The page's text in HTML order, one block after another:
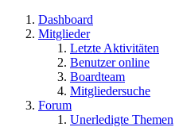
Dashboard
Mitglieder
Letzte Aktivitäten
Benutzer online
Boardteam
Mitgliedersuche
Forum
Unerledigte Themen